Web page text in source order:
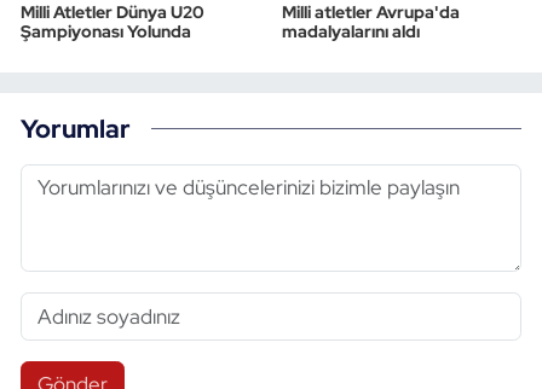
Milli Atletler Dünya U20
Şampiyonası Yolunda
Milli atletler Avrupa'da
madalyalarını aldı
Yorumlar